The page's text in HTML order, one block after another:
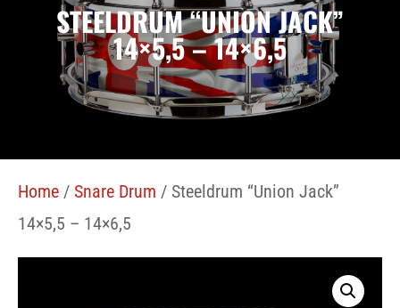
STEELDRUM “UNION JACK”
14×5,5 – 14×6,5
Home / Snare Drum / Steeldrum “Union Jack”
14×5,5 – 14×6,5